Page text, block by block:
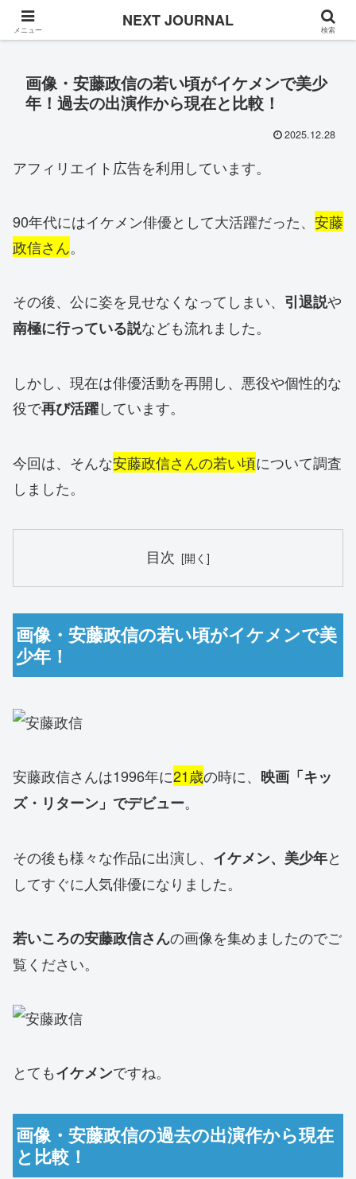
Once in a while
画像・安藤政信の若い頃がイケメンで美少
年！過去の出演作から現在と比較！
2025.12.28
アフィリエイト広告を利用しています。
90年代にはイケメン俳優として大活躍だった、 安藤
政信さん。
その後、公に姿を見せなくなってしまい、 引退説や
南極に行っている説なども流れました。
しかし、現在は俳優活動を再開し、悪役や個性的な
役で再び活躍しています。
今回は、そんな安藤政信さんの若い頃について調査
しました。
目次
画像・安藤政信の若い頃がイケメンで美
少年！
安藤政信さんは1996年に21歳の時に、 映画「キッ
ズ・リターン」でデビュー。
その後も様々な作品に出演し、 イケメン、美少年と
してすぐに人気俳優になりました。
若いころの安藤政信さんの画像を集めましたのでご
覧ください。
とてもイケメンですね。
画像・安藤政信の過去の出演作から現在
と比較！
メニュー NEXT JOURNAL 検索